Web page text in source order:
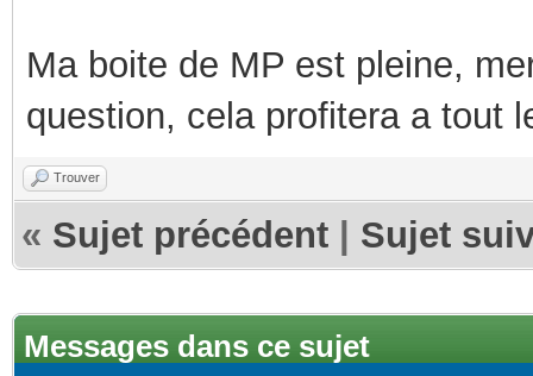
Ma boite de MP est pleine,
question, cela profitera a tout
Trouver
« Sujet précédent Sujet
Messages dans ce sujet